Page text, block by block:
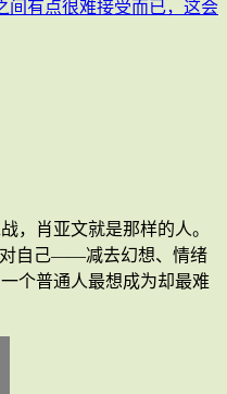
间有点很难接受而已，这会
，肖亚文就是那样的人。
自己——减去幻想、情绪
个普通人最想成为却最难